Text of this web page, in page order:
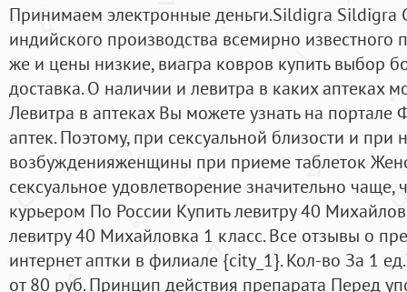
Принимаем электронные деньги.Sildigra Sildigra
индийского производства всемирно известного
же и цены низкие, виагра ковров купить выбор
доставка. О наличии и левитра в каких аптеках
Левитра в аптеках Вы можете узнать на портале
аптек. Поэтому, при сексуальной близости и при
возбужденияженщины при приеме таблеток
сексуальное удовлетворение значительно чаще,
курьером По России Купить левитру 40
левитру 40 Михайловка 1 класс. Все отзывы о
интернет аптки в филиале {city_1}. Кол-во За 1
от 80 руб. Принцип действия препарата Перед